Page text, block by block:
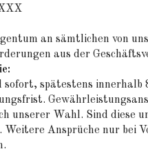
an sämtlichen von
aus der
sofort, spätestens innerhalb
unserer Wahl. Sind diese
Ansprüche nur bei